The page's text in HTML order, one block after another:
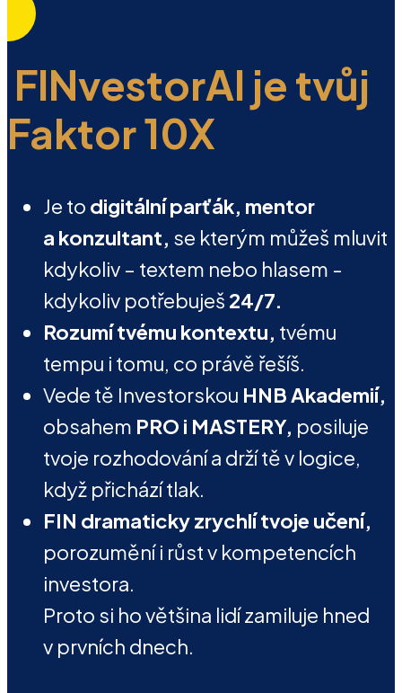
FINvestorAI je tvůj
Faktor 10X
Je to digitální parťák, mentor
a konzultant, se kterým můžeš mluvit
kdykoliv – textem nebo hlasem -
kdykoliv potřebuješ 24/7.
Rozumí tvému kontextu, tvému
tempu i tomu, co právě řešíš.
Vede tě Investorskou HNB Akademií,
obsahem PRO i MASTERY, posiluje
tvoje rozhodování a drží tě v logice,
když přichází tlak.
FIN dramaticky zrychlí tvoje učení,
porozumění i růst v kompetencích
investora.
Proto si ho většina lidí zamiluje hned
v prvních dnech.